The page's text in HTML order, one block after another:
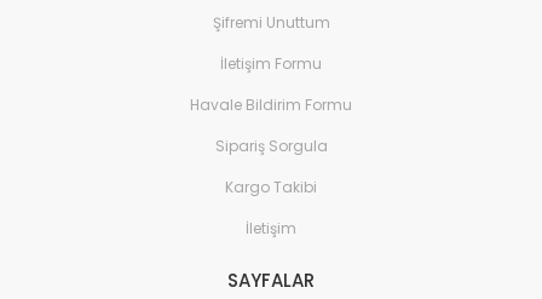
Şifremi Unuttum
İletişim Formu
Havale Bildirim Formu
Sipariş Sorgula
Kargo Takibi
İletişim
SAYFALAR